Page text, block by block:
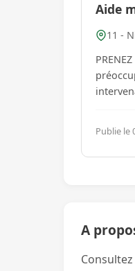
Aide
11 -
PRENEZ PART À
Publie le
A